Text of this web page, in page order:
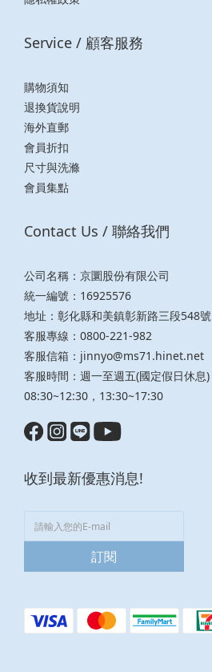
Service / 顧客服務
購物須知
退換貨說明
海外直郵
會員折扣
尺寸與洗滌
會員集點
Contact Us / 聯絡我們
公司名稱：京圜股份有限公司
統一編號：16925576
地址：彰化縣和美鎮彰新路三段548號
客服專線：0800-221-982
客服信箱： jinnyo@ms71.hinet.net
客服時間：週一至週五(國定假日休息)
08:30~12:30，13:30~17:30
收到最新優惠消息!
訂閱